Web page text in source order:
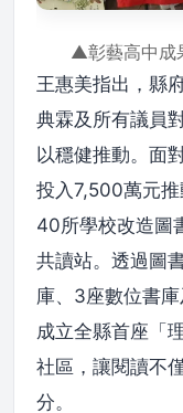
▲彰藝高中成
王惠美指出，縣
典霖及所有議員
以穩健推動。面
投入7,500萬元
40所學校改造圖
共讀站。透過圖
庫、3座數位書
成立全縣首座「
社區，讓閱讀不
分。